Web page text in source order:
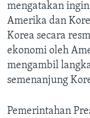
mengatakan
Amerika dan
Korea secara
ekonomi oleh
mengambil
semenanjung
Pemerintahan